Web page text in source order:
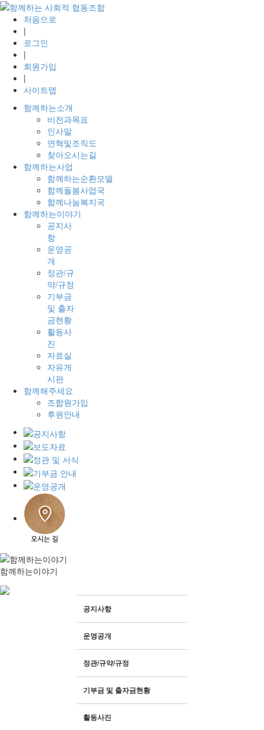
처음으로
|
로그인
|
회원가입
|
사이트맵
함께하는소개
비전과목표
인사말
연혁및조직도
찾아오시는길
함께하는사업
함께하는순환모델
함께돌봄사업국
함께나눔복지국
함께하는이야기
공지사
항
운영공
개
정관/규
약/규정
기부금
및 출자
금현황
활동사
진
자료실
자유게
시판
함께해주세요
조합원가입
후원안내
함께하는이야기
공지사항
운영공개
정관/규약/규정
기부금 및 출자금현황
활동사진